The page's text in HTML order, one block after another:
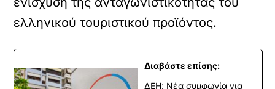
ελληνικού τουριστικού προϊόντος.
Διαβάστε επίσης:
ΔΕΗ: Νέα συμφωνία για